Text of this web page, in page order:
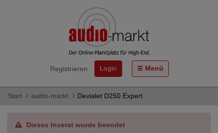
Registrieren Login Menü
Start audio-markt Devialet D250 Expert
Dieses Inserat wurde beendet